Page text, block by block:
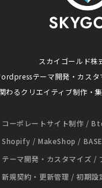
スカイゴールド株
テーマ開発・カスタ
わるクリエイティブ制作・
コーポレートサイト制作 /
Shopify / MakeShop /
テーマ開発・カスタマイズ /
新規契約・更新管理 / 初期